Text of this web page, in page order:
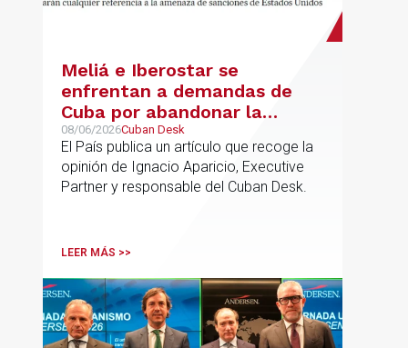
Meliá e Iberostar se
enfrentan a demandas de
Cuba por abandonar la
gestión de los hoteles
08/06/2026Cuban Desk
El País publica un artículo que recoge la
opinión de Ignacio Aparicio, Executive
Partner y responsable del Cuban Desk.
LEER MÁS >>